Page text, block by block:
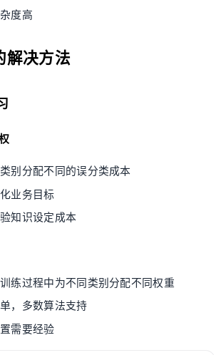
度高
解决方法
别分配不同的误分类成本
业务目标
知识设定成本
练过程中为不同类别分配不同权重
，多数算法支持
需要经验